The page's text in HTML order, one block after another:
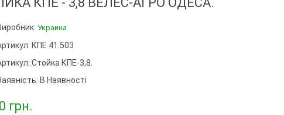
Украина
КПЕ 41.503
Стойка КПЕ-3,8.
В Наявності
грн.